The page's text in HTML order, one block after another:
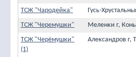
ТСЖ "Чародейка"
Гусь-
ТСЖ "Черемушки"
Меленки г,
ТСЖ "Черёмушки"
(1)
Александров г,